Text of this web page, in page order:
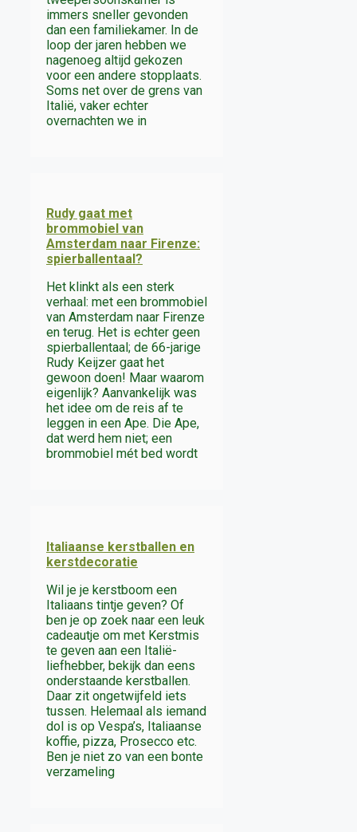
immers sneller gevonden
dan een familiekamer. In de
loop der jaren hebben we
nagenoeg altijd gekozen
voor een andere stopplaats.
Soms net over de grens van
Italië, vaker echter
overnachten we in
Rudy gaat met
brommobiel van
Amsterdam naar Firenze:
spierballentaal?
Het klinkt als een sterk
verhaal: met een brommobiel
van Amsterdam naar Firenze
en terug. Het is echter geen
spierballentaal; de 66-jarige
Rudy Keijzer gaat het
gewoon doen! Maar waarom
eigenlijk? Aanvankelijk was
het idee om de reis af te
leggen in een Ape. Die Ape,
dat werd hem niet; een
brommobiel mét bed wordt
Italiaanse kerstballen en
kerstdecoratie
Wil je je kerstboom een
Italiaans tintje geven? Of
ben je op zoek naar een leuk
cadeautje om met Kerstmis
te geven aan een Italië-
liefhebber, bekijk dan eens
onderstaande kerstballen.
Daar zit ongetwijfeld iets
tussen. Helemaal als iemand
dol is op Vespa’s, Italiaanse
koffie, pizza, Prosecco etc.
Ben je niet zo van een bonte
verzameling